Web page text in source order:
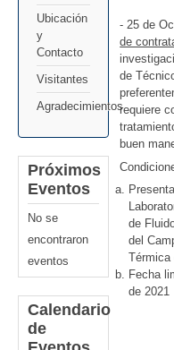
Ubicación
y
Contacto
Visitantes
Agradecimientos
Próximos
Eventos
No se
encontraron
eventos
Calendario
de
- 25 de
de
de
requiere
buen
de
del
Térmica
Fecha
de 2021